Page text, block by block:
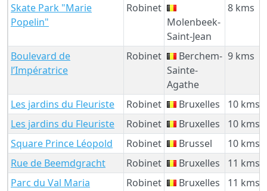
Skate Park "Marie
Popelin"
Robinet
Molenbeek-
Saint-Jean
8 kms
Boulevard de
l’Impératrice
Robinet
Berchem-
Sainte-
Agathe
9 kms
Les jardins du Fleuriste Robinet Bruxelles
10 kms
Les jardins du Fleuriste
Robinet Bruxelles
10 kms
Square Prince Léopold
Robinet Brussel
10 kms
Rue de Beemdgracht
Robinet Bruxelles
11 kms
Parc du Val Maria
Robinet Bruxelles
11 kms